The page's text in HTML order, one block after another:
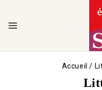
Accueil /